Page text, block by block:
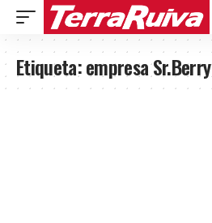
Etiqueta:empresa Sr.Berry